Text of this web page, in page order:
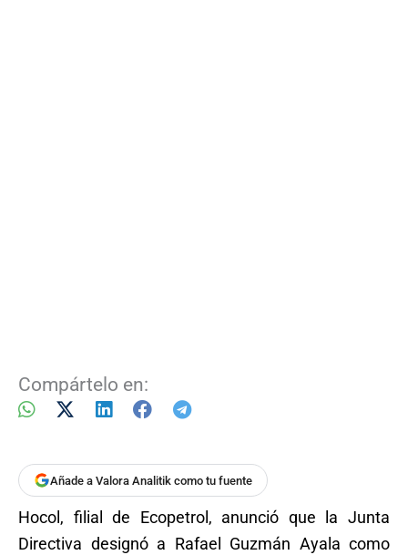
Compártelo en:
Añade a Valora Analitik como tu fuente
Hocol, filial de Ecopetrol, anunció que la Junta
Directiva designó a Rafael Guzmán Ayala como